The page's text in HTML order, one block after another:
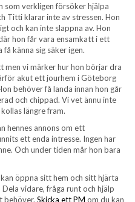
som verkligen försöker hjälpa
Titti klarar inte av stressen. Hon
och kan inte slappna av. Hon
hon får vara ensamkatt i ett
känna sig säker igen.
men vi märker hur hon börjar dra
akut ett jourhem i Göteborg
behöver få landa innan hon går
och chippad. Vi vet ännu inte
längre fram.
hennes annons om ett
ett enda intresse. Ingen har
Och under tiden mår hon bara
öppna sitt hem och sitt hjärta
vidare, fråga runt och hjälp
behöver. Skicka ett PM om du kan